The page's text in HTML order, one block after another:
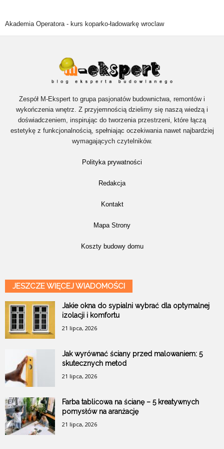
Akademia Operatora - kurs koparko-ładowarkę wroclaw
Zespół M-Ekspert to grupa pasjonatów budownictwa, remontów i
wykończenia wnętrz. Z przyjemnością dzielimy się naszą wiedzą i
doświadczeniem, inspirując do tworzenia przestrzeni, które łączą
estetykę z funkcjonalnością, spełniając oczekiwania nawet najbardziej
wymagających czytelników.
Polityka prywatności
Redakcja
Kontakt
Mapa Strony
Koszty budowy domu
JESZCZE WIĘCEJ WIADOMOŚCI
Jakie okna do sypialni wybrać dla optymalnej
izolacji i komfortu
21 lipca, 2026
Jak wyrównać ściany przed malowaniem: 5
skutecznych metod
21 lipca, 2026
Farba tablicowa na ścianę – 5 kreatywnych
pomysłów na aranżację
21 lipca, 2026